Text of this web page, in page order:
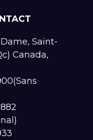
Saint-
Canada,